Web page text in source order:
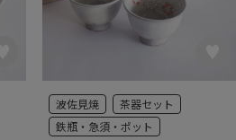
波佐見焼
茶器セット
鉄瓶・急須・ポット